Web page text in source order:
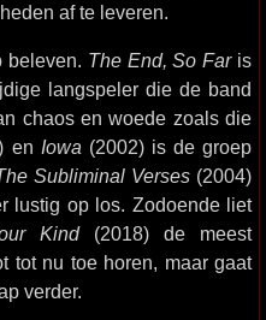
af te leveren.
beleven. The End, So Faris
langspeler die de band
chaos en woede zoals die
en Iowa (2002) is de groep
Subliminal Verses(2004)
lustig op los. Zodoende liet
Kind(2018) de meest
tot nu toe horen, maar gaat
verder.